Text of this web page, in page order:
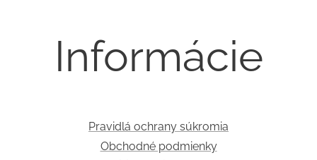
Informácie
Pravidlá ochrany súkromia
Obchodné podmienky